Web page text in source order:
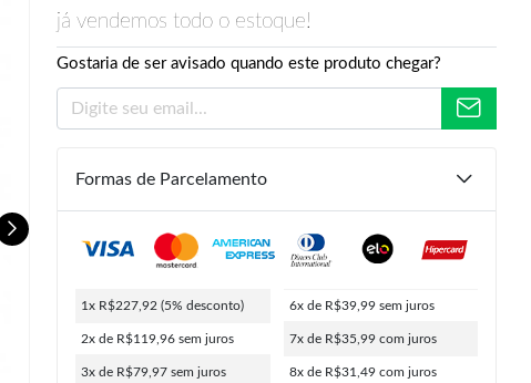
já vendemos todo o estoque!
Gostaria de ser avisado quando este produto chegar?
299,90
239,92
R$ 25,19
227,92
5% de desconto no PIX
Formas de Parcelamento
1x R$227,92 (5% desconto)
2x de R$119,96 sem juros
3x de R$79,97 sem juros
6x de R$39,99 sem juros
7x de R$35,99 com juros
8x de R$31,49 com juros